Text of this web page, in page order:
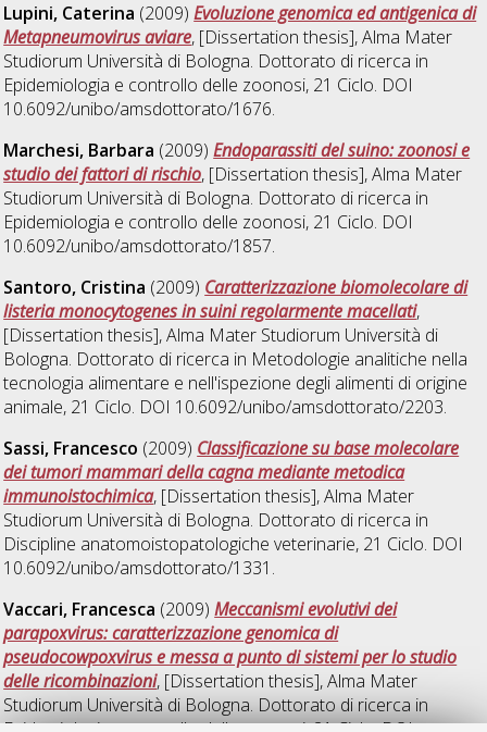
Lupini, Caterina (2009)Evoluzione genomica ed antigenica di
Metapneumovirus aviare, [Dissertation thesis], Alma Mater
Studiorum Università di Bologna. Dottorato di ricerca in
Epidemiologia e controllo delle zoonosi, 21 Ciclo. DOI
10.6092/unibo/amsdottorato/1676.
Marchesi, Barbara (2009)Endoparassiti del suino: zoonosi e
studio dei fattori di rischio, [Dissertation thesis], Alma Mater
Studiorum Università di Bologna. Dottorato di ricerca in
Epidemiologia e controllo delle zoonosi, 21 Ciclo. DOI
10.6092/unibo/amsdottorato/1857.
Santoro, Cristina (2009) Caratterizzazione biomolecolare di
listeria monocytogenes in suini regolarmente macellati,
[Dissertation thesis], Alma Mater Studiorum Università di
Bologna. Dottorato di ricerca in Metodologie analitiche nella
tecnologia alimentare e nell'ispezione degli alimenti di origine
animale, 21 Ciclo. DOI 10.6092/unibo/amsdottorato/2203.
Sassi, Francesco (2009) Classificazione su base molecolare
dei tumori mammari della cagna mediante metodica
immunoistochimica, [Dissertation thesis], Alma Mater
Studiorum Università di Bologna. Dottorato di ricerca in
Discipline anatomoistopatologiche veterinarie, 21 Ciclo. DOI
10.6092/unibo/amsdottorato/1331.
Vaccari, Francesca (2009)Meccanismi evolutivi dei
parapoxvirus: caratterizzazione genomica di
pseudocowpoxvirus e messa a punto di sistemi per lo studio
delle ricombinazioni, [Dissertation thesis], Alma Mater
Studiorum Università di Bologna. Dottorato di ricerca in